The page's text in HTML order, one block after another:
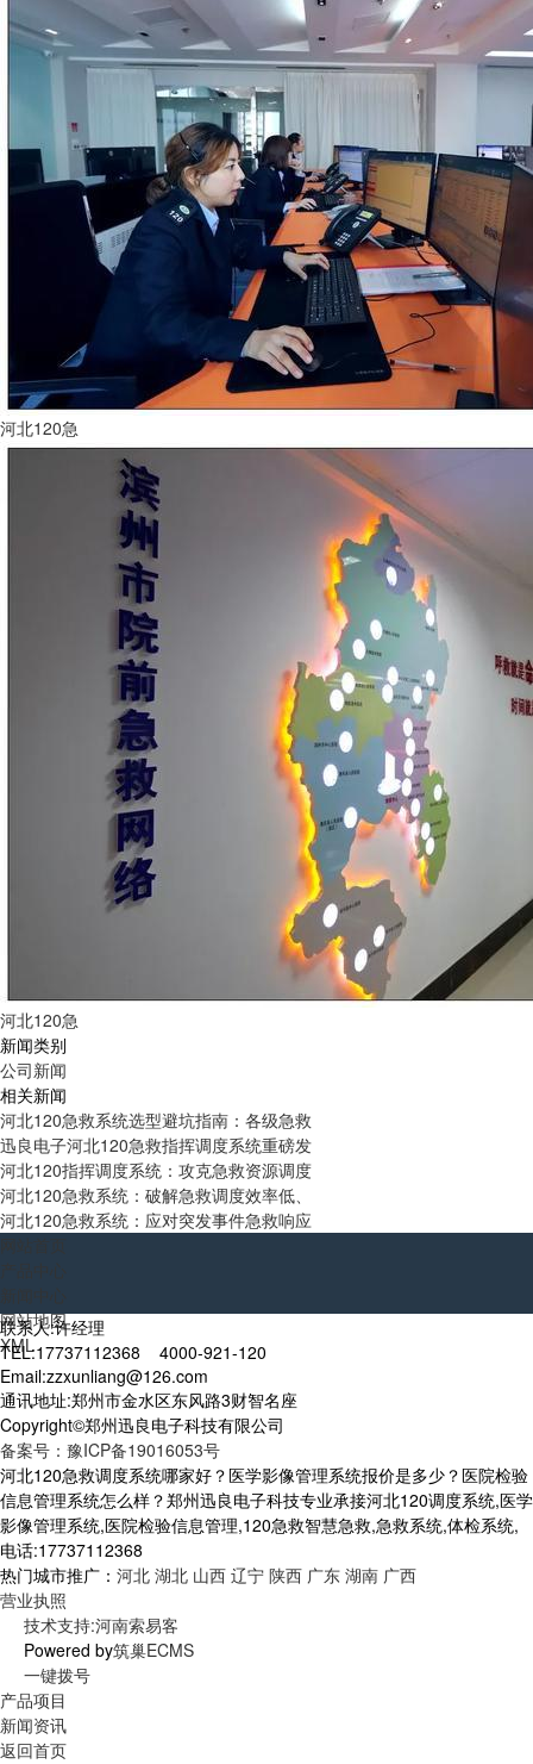
河北120急
河北120急
新闻类别
公司新闻
相关新闻
河北120急救系统选型避坑指南：各级急救
迅良电子河北120急救指挥调度系统重磅发
河北120指挥调度系统：攻克急救资源调度
河北120急救系统：破解急救调度效率低、
河北120急救系统：应对突发事件急救响应
网站地图
XML
联系人:许经理
TEL:17737112368 4000-921-120
Email:zzxunliang@126.com
通讯地址:郑州市金水区东风路3财智名座
Copyright©郑州迅良电子科技有限公司
备案号：豫ICP备19016053号
河北120急救调度系统哪家好？医学影像管理系统报价是多少？医院检验
信息管理系统怎么样？郑州迅良电子科技专业承接河北120调度系统,医学
影像管理系统,医院检验信息管理,120急救智慧急救,急救系统,体检系统,
电话:17737112368
热门城市推广： 河北 湖北 山西 辽宁 陕西 广东 湖南 广西
营业执照
技术支持:河南索易客
Powered by筑巢ECMS
一键拨号
产品项目
新闻资讯
返回首页